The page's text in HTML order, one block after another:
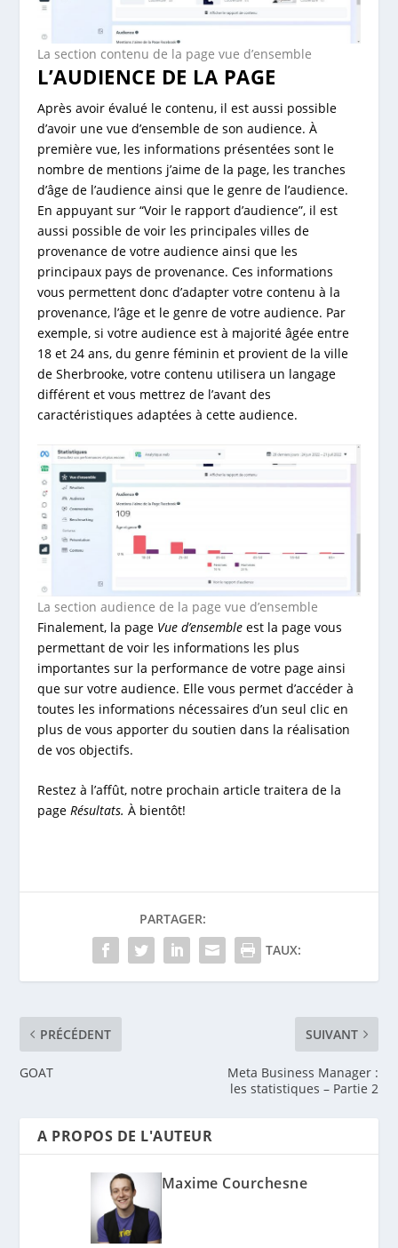
La section contenu de la page vue d’ensemble
L’AUDIENCE DE LA PAGE
Après avoir évalué le contenu, il est aussi possible
d’avoir une vue d’ensemble de son audience. À
première vue, les informations présentées sont le
nombre de mentions j’aime de la page, les tranches
d’âge de l’audience ainsi que le genre de l’audience.
En appuyant sur “Voir le rapport d’audience”, il est
aussi possible de voir les principales villes de
provenance de votre audience ainsi que les
principaux pays de provenance. Ces informations
vous permettent donc d’adapter votre contenu à la
provenance, l’âge et le genre de votre audience. Par
exemple, si votre audience est à majorité âgée entre
18 et 24 ans, du genre féminin et provient de la ville
de Sherbrooke, votre contenu utilisera un langage
différent et vous mettrez de l’avant des
caractéristiques adaptées à cette audience.
La section audience de la page vue d’ensemble
Finalement, la page Vue d’ensembleest la page vous
permettant de voir les informations les plus
importantes sur la performance de votre page ainsi
que sur votre audience. Elle vous permet d’accéder à
toutes les informations nécessaires d’un seul clic en
plus de vous apporter du soutien dans la réalisation
de vos objectifs.
Restez à l’affût, notre prochain article traitera de la
pageRésultats.À bientôt!
PARTAGER:
TAUX:
PRÉCÉDENT
GOAT
SUIVANT
Meta Business Manager :
les statistiques – Partie 2
A PROPOS DE L'AUTEUR
Maxime Courchesne